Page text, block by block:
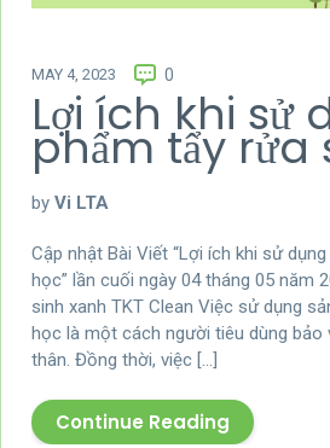
MAY 4, 2023 0
Lợi ích khi sử
phẩm tẩy rửa
by Vi LTA
Cập nhật Bài Viết “Lợi ích khi sử
học” lần cuối ngày 04 tháng 05 năm
sinh xanh TKT Clean Việc sử dụng
học là một cách người tiêu dùng bảo
thân. Đồng thời, việc […]
Continue Reading